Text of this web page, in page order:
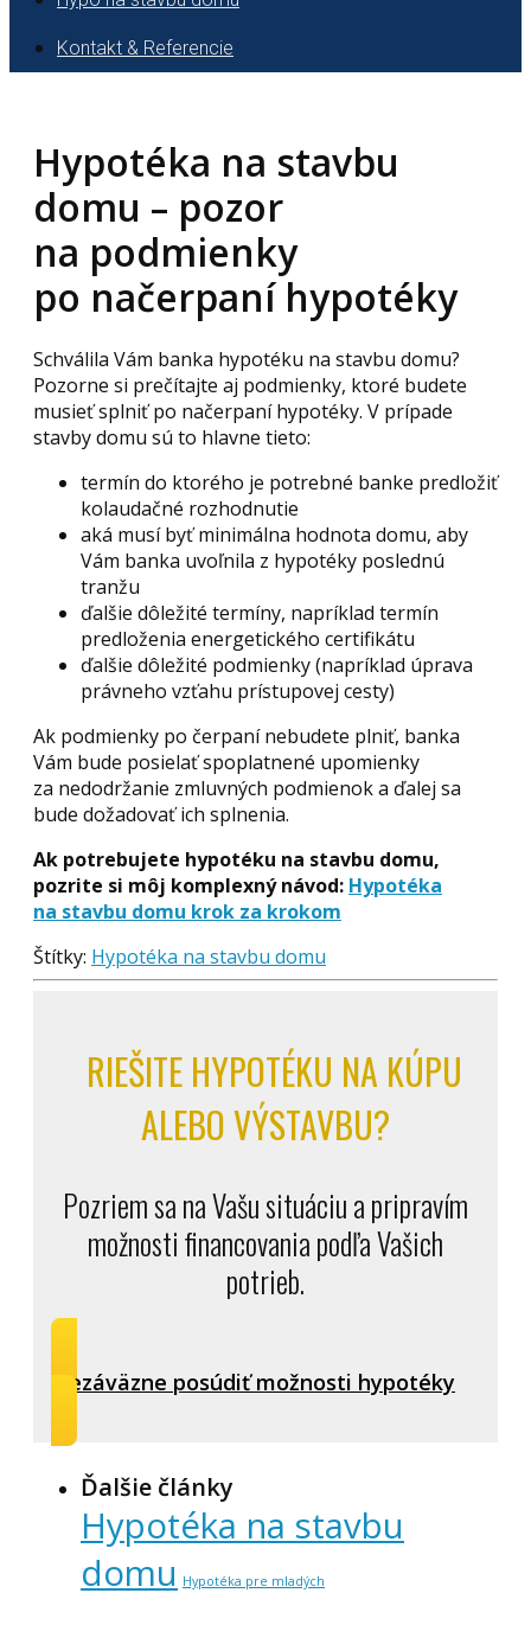
Kontakt & Referencie
Hypotéka na stavbu
domu – pozor
na podmienky
po načerpaní hypotéky
Schválila Vám banka hypotéku na stavbu domu?
Pozorne si prečítajte aj podmienky, ktoré budete
musieť splniť po načerpaní hypotéky. V prípade
stavby domu sú to hlavne tieto:
termín do ktorého je potrebné banke predložiť
kolaudačné rozhodnutie
aká musí byť minimálna hodnota domu, aby
Vám banka uvoľnila z hypotéky poslednú
tranžu
ďalšie dôležité termíny, napríklad termín
predloženia energetického certifikátu
ďalšie dôležité podmienky (napríklad úprava
právneho vzťahu prístupovej cesty)
Ak podmienky po čerpaní nebudete plniť, banka
Vám bude posielať spoplatnené upomienky
za nedodržanie zmluvných podmienok a ďalej sa
bude dožadovať ich splnenia.
Ak potrebujete hypotéku na stavbu domu,
pozrite si môj komplexný návod: Hypotéka
na stavbu domu krok za krokom
Štítky: Hypotéka na stavbu domu
RIEŠITE HYPOTÉKU NA KÚPU
ALEBO VÝSTAVBU?
Pozriem sa na Vašu situáciu a pripravím
možnosti financovania podľa Vašich
potrieb.
Nezáväzne posúdiť možnosti hypotéky
Ďalšie články
Hypotéka na stavbu
domu Hypotéka pre mladých